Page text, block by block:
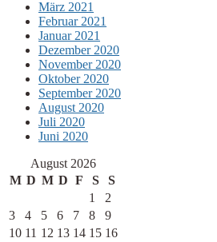
März 2021
Februar 2021
Januar 2021
Dezember 2020
November 2020
Oktober 2020
September 2020
August 2020
Juli 2020
Juni 2020
August 2026
M D M D F S
S
1
2
3
4 5 6 7 8
9
10 11 12 13 14 15 16